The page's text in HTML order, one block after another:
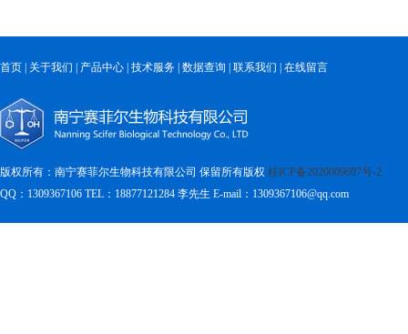
首页 关于我们 产品中心 技术服务 数据查询 联系我们 在线留言
版权所有：南宁赛菲尔生物科技有限公司 保留所有版权 桂ICP备2020009607号-2
QQ：1309367106 TEL：18877121284 李先生 E-mail：1309367106@qq.com